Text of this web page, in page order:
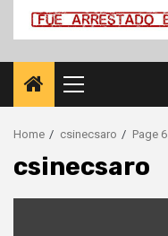
Primary
Menu
Home csinecsaro Page 6
csinecsaro